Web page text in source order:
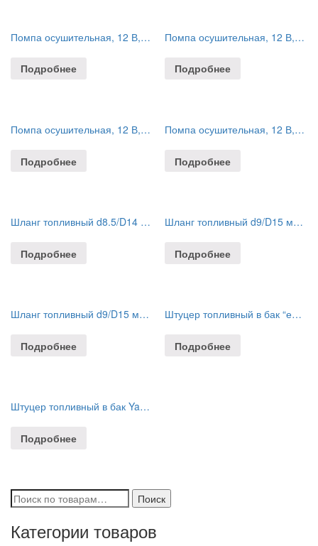
Помпа осушительная, 12 В, 450GPH (1703.25 л/ч)
Подробнее
Помпа осушительная, 12 В, 500GPH (1892.5 л/ч)
Подробнее
Помпа осушительная, 12 В, 500GPH (1892.5 л/ч)
Подробнее
Помпа осушительная, 12 В, 900GPH (3406.5 л/ч)
Подробнее
Шланг топливный d8.5/D14 мм с грушей без переходников
Подробнее
Шланг топливный d9/D15 мм с грушей без переходников
Подробнее
Шланг топливный d9/D15 мм с грушей и переходниками: Yamaha, Tohatsu/Nissan, Mercury
Подробнее
Штуцер топливный в бак “елочка”
Подробнее
Штуцер топливный в бак Yamaha (адаптер;металл) C14510
Подробнее
Искать: Поиск
Категории товаров